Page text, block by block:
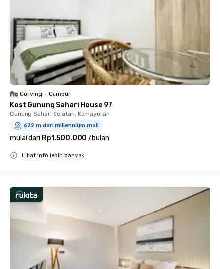
Coliving • Campur
Kost Gunung Sahari House 97
Gunung Sahari Selatan, Kemayoran
622 m dari millennium mall
mulai dari Rp1.500.000 /bulan
Lihat info lebih banyak